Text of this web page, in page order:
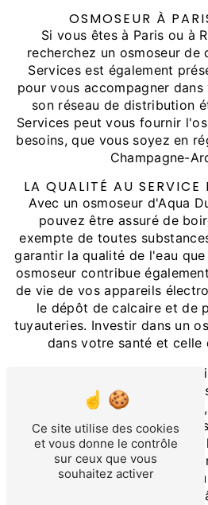
OSMOSEUR À
Si vous êtes à Paris ou à
recherchez un osmoseur de
Services est également
pour vous accompagner
son réseau de distribution
Services peut vous fournir
besoins, que vous soyez en
Champagne-
LA QUALITÉ AU SERVICE
Avec un osmoseur d'Aqua
pouvez être assuré de
exempte de toutes
garantir la qualité de l'eau
osmoseur contribue
de vie de vos appareils
le dépôt de calcaire et de
tuyauteries. Investir dans un
dans votre santé et celle
En conclusion, Aqua
partenaire idéal pour tous
d'osmoseur à Pas-de-
dans les régions
cette entreprise experte
pour vous fournir des
mesure. N'attendez plus
pure et saine chez vous
Ce site utilise des cookies
et vous donne le contrôle
sur ceux que vous
souhaitez activer